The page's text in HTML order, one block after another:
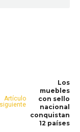
Artículo
siguiente
Los
muebles
con sello
nacional
conquistan
12 países